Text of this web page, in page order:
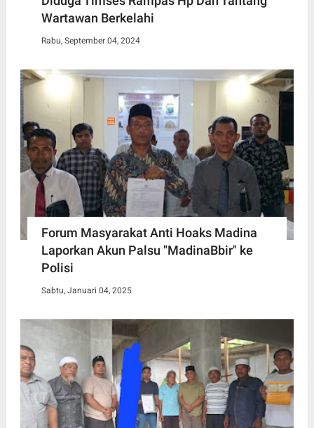
Wartawan Berkelahi
Rabu, September 04, 2024
Forum Masyarakat Anti Hoaks Madina
Laporkan Akun Palsu "MadinaBbir" ke
Polisi
Sabtu, Januari 04, 2025